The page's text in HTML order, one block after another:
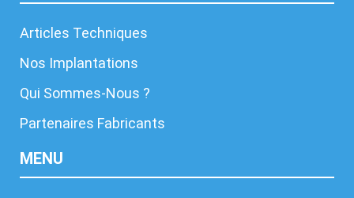
Articles Techniques
Nos Implantations
Qui Sommes-Nous ?
Partenaires Fabricants
MENU